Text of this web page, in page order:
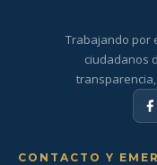
Trabajando por
ciudadanos
CONTACTO Y